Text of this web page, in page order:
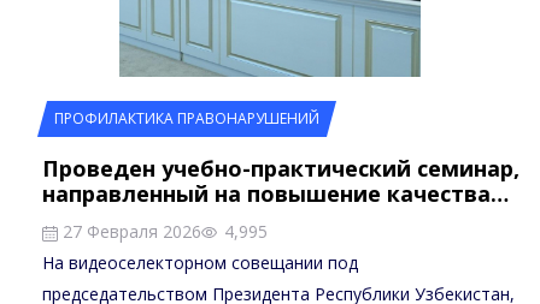
ПРОФИЛАКТИКА ПРАВОНАРУШЕНИЙ
Проведен учебно-практический семинар,
направленный на повышение качества…
27 Февраля 2026
4,995
На видеоселекторном совещании под
председательством Президента Республики Узбекистан,